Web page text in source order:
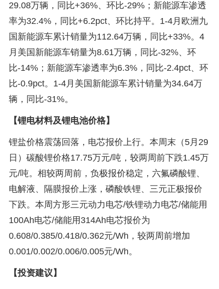
29.08万辆，同比+36%、环比-29%；新能源车渗透
率为32.4%，同比+6.2pct、环比持平。1-4月欧洲九
国新能源车累计销量为112.64万辆，同比+33%。4
月美国新能源车销量为8.61万辆，同比-32%、环
比-14%；新能源车渗透率为6.3%，同比-2.4pct、环
比-0.9pct。1-4月美国新能源车累计销量为34.64万
辆，同比-31%。
【锂电材料及锂电池价格】
锂盐价格震荡回落，电芯报价上行。本周末（5月29
日）碳酸锂价格17.75万元/吨，较两周前下跌1.45万
元/吨。相较两周前，负极报价稳定，六氟磷酸锂、
电解液、隔膜报价上涨，磷酸铁锂、三元正极报价
下跌。本周方形三元动力电芯/铁锂动力电芯/储能用
100Ah电芯/储能用314Ah电芯报价为
0.608/0.385/0.418/0.362元/Wh，较两周前增加
0.001/0.002/0.006/0.005元/Wh。
【投资建议】